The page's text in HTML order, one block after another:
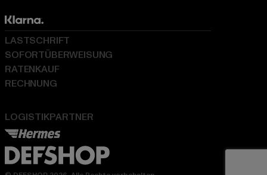
LOGISTIKPARTNER
LASTSCHRIFT
SOFORTÜBERWEISUNG
RATENKAUF
RECHNUNG